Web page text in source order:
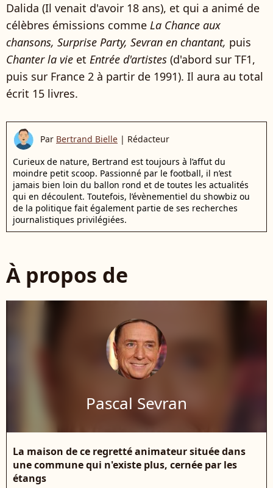
Dalida (Il venait d'avoir 18 ans), et qui a animé de
célèbres émissions comme La Chance aux
chansons, Surprise Party, Sevran en chantant, puis
Chanter la vie et Entrée d'artistes (d'abord sur TF1,
puis sur France 2 à partir de 1991). Il aura au total
écrit 15 livres.
Par Bertrand Bielle | Rédacteur
Curieux de nature, Bertrand est toujours à l’affut du
moindre petit scoop. Passionné par le football, il n’est
jamais bien loin du ballon rond et de toutes les actualités
qui en découlent. Toutefois, l’évènementiel du showbiz ou
de la politique fait également partie de ses recherches
journalistiques privilégiées.
À propos de
Pascal Sevran
La maison de ce regretté animateur située dans
une commune qui n'existe plus, cernée par les
étangs